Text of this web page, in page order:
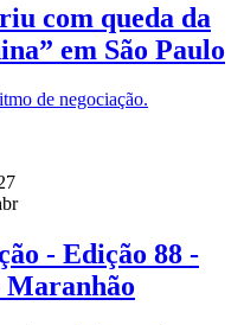
com queda da
em São Paulo
de negociação.
- Edição 88 -
Maranhão